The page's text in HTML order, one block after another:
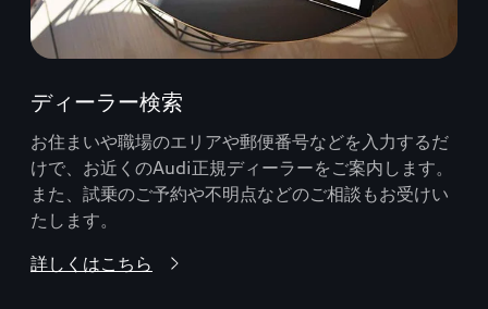
ディーラー検索
お住まいや職場のエリアや郵便番号などを入力するだ
けで、お近くのAudi正規ディーラーをご案内します。
また、試乗のご予約や不明点などのご相談もお受けい
たします。
詳しくはこちら